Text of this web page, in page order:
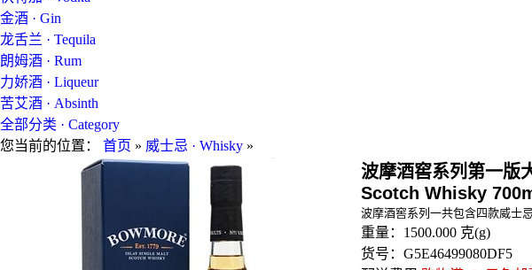
金酒 · Gin
龙舌兰 · Tequila
朗姆酒 · Rum
力娇酒 · Liqueur
苦艾酒 · Absinth
全部分类 · Category
您当前的位置： 首页 » 威士忌 · Whisky »
波摩酒窖系列第一
Scotch Whisky
波摩酒窖系列一共包含四款威士
重量： 1500.000 克(g)
货号： G5E46499080DF5